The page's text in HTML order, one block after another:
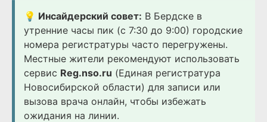
💡 Инсайдерский совет: В Бердске в
утренние часы пик (с 7:30 до 9:00) городские
номера регистратуры часто перегружены.
Местные жители рекомендуют использовать
сервис Reg.nso.ru (Единая регистратура
Новосибирской области) для записи или
вызова врача онлайн, чтобы избежать
ожидания на линии.